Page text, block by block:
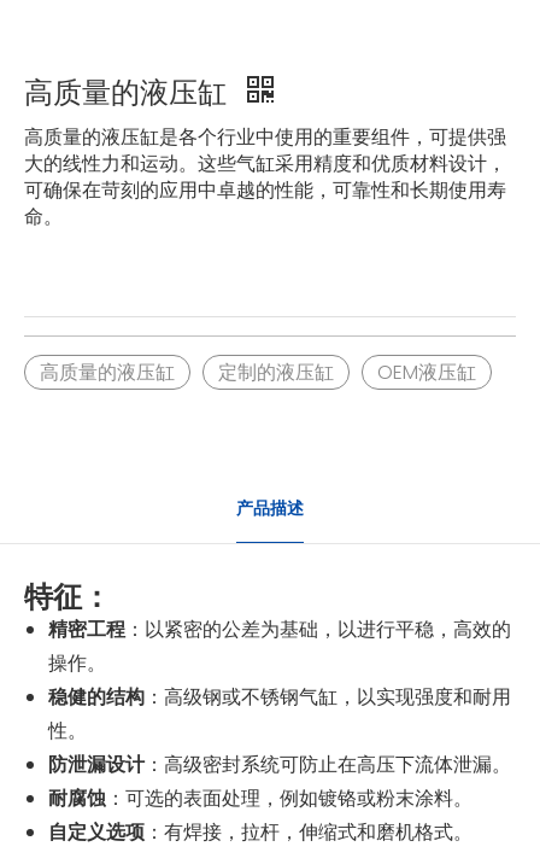
高质量的液压缸
高质量的液压缸是各个行业中使用的重要组件，可提供强
大的线性力和运动。这些气缸采用精度和优质材料设计，
可确保在苛刻的应用中卓越的性能，可靠性和长期使用寿
命。
高质量的液压缸 定制的液压缸 OEM液压缸
产品描述
特征：
精密工程：以紧密的公差为基础，以进行平稳，高效的
操作。
稳健的结构 ：高级钢或不锈钢气缸，以实现强度和耐用
性。
防泄漏设计：高级密封系统可防止在高压下流体泄漏。
耐腐蚀 ：可选的表面处理，例如镀铬或粉末涂料。
自定义选项 ：有焊接，拉杆，伸缩式和磨机格式。